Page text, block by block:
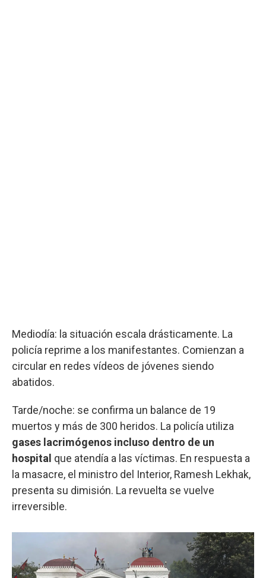
Mediodía: la situación escala drásticamente. La
policía reprime a los manifestantes. Comienzan a
circular en redes vídeos de jóvenes siendo
abatidos.
Tarde/noche: se confirma un balance de 19
muertos y más de 300 heridos. La policía utiliza
gases lacrimógenos incluso dentro de un
hospital que atendía a las víctimas. En respuesta a
la masacre, el ministro del Interior, Ramesh Lekhak,
presenta su dimisión. La revuelta se vuelve
irreversible.